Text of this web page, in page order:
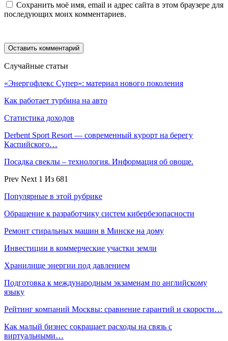
Сохранить моё имя, email и адрес сайта в этом браузере для
последующих моих комментариев.
Случайные статьи
«Энергофлекс Супер»: материал нового поколения
Как работает турбина на авто
Статистика доходов
Derbent Sport Resort — современный курорт на берегу
Каспийского…
Посадка свеклы – технология. Информация об овоще.
Prev Next 1 Из 681
Популярные в этой рубрике
Обращение к разработчику систем кибербезопасности
Ремонт стиральных машин в Минске на дому
Инвестиции в коммерческие участки земли
Хранилище энергии под давлением
Подготовка к международным экзаменам по английскому
языку
Рейтинг компаний Москвы: сравнение гарантий и скорости…
Как малый бизнес сокращает расходы на связь с
виртуальными…